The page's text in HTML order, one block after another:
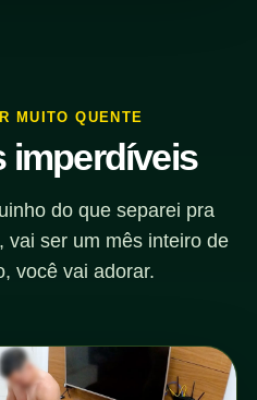
MUITO QUENTE
imperdíveis
do que separei pra
vai ser um mês inteiro de
você vai adorar.